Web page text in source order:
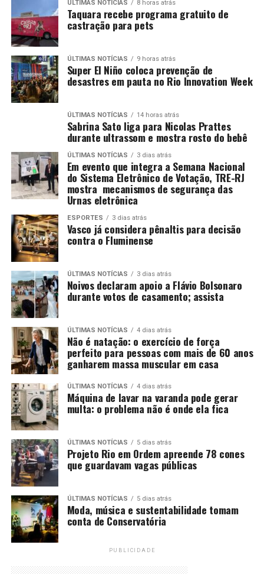
ÚLTIMAS NOTÍCIAS 8 horas atrás
Taquara recebe programa gratuito de
castração para pets
ÚLTIMAS NOTÍCIAS 9 horas atrás
Super El Niño coloca prevenção de
desastres em pauta no Rio Innovation Week
ÚLTIMAS NOTÍCIAS 14 horas atrás
Sabrina Sato liga para Nicolas Prattes
durante ultrassom e mostra rosto do bebê
ÚLTIMAS NOTÍCIAS 3 dias atrás
Em evento que integra a Semana Nacional
do Sistema Eletrônico de Votação, TRE-RJ
mostra mecanismos de segurança das
Urnas eletrônica
ESPORTES 3 dias atrás
Vasco já considera pênaltis para decisão
contra o Fluminense
ÚLTIMAS NOTÍCIAS 3 dias atrás
Noivos declaram apoio a Flávio Bolsonaro
durante votos de casamento; assista
ÚLTIMAS NOTÍCIAS 4 dias atrás
Não é natação: o exercício de força
perfeito para pessoas com mais de 60 anos
ganharem massa muscular em casa
ÚLTIMAS NOTÍCIAS 4 dias atrás
Máquina de lavar na varanda pode gerar
multa: o problema não é onde ela fica
ÚLTIMAS NOTÍCIAS 5 dias atrás
Projeto Rio em Ordem apreende 78 cones
que guardavam vagas públicas
ÚLTIMAS NOTÍCIAS 5 dias atrás
Moda, música e sustentabilidade tomam
conta de Conservatória
PUBLICIDADE